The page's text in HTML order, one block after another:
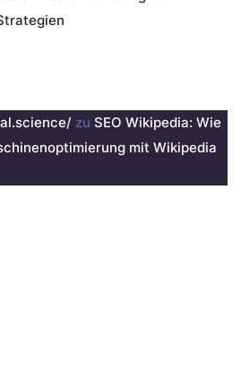
zu SEO Wikipedia: Wie
mit Wikipedia